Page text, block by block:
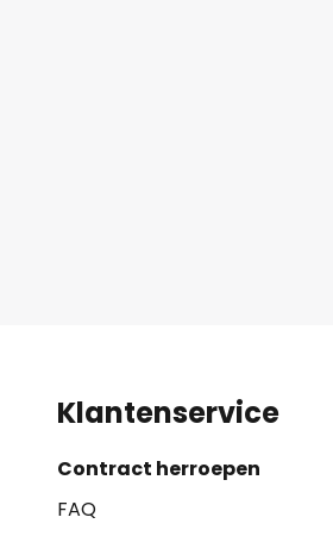
Klantenservice
Contract herroepen
FAQ